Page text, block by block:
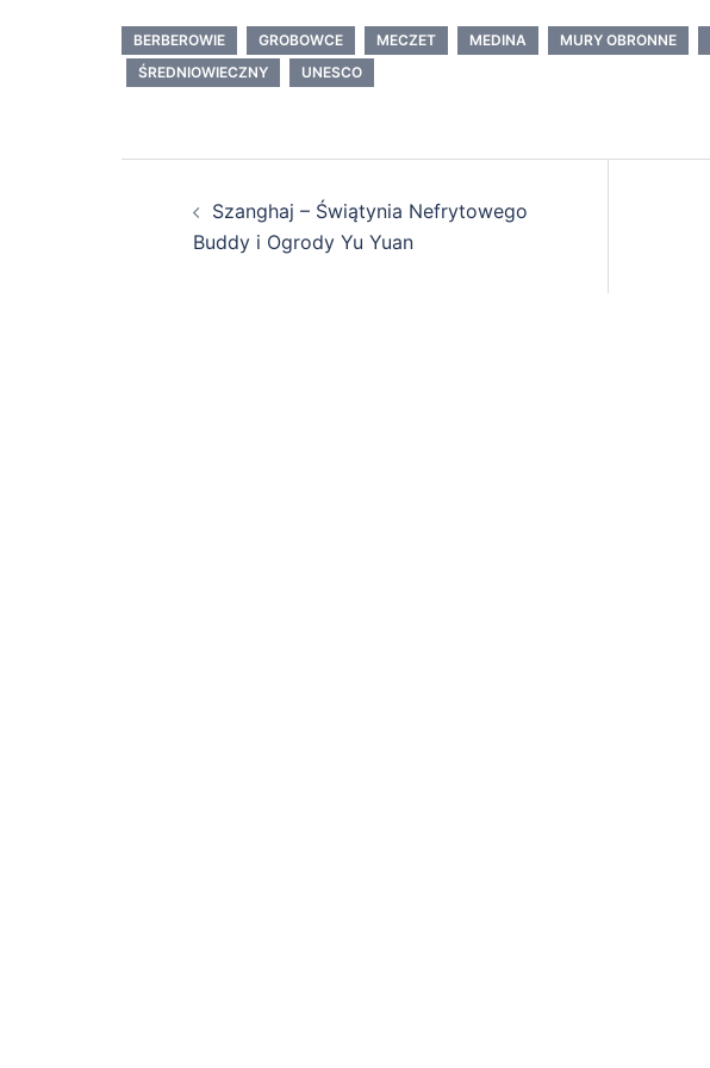
BERBEROWIE GROBOWCE MECZET MEDINA MURY OBRONNE
ŚREDNIOWIECZNY
UNESCO
wpisy
Szanghaj – Świątynia Nefrytowego
Buddy i Ogrody Yu Yuan